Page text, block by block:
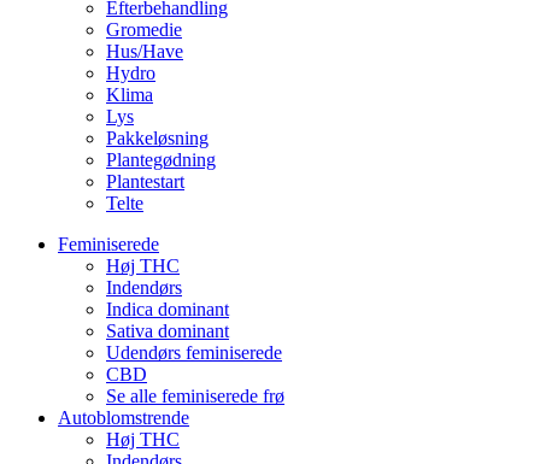
Efterbehandling
Gromedie
Hus/Have
Hydro
Klima
Lys
Pakkeløsning
Plantegødning
Plantestart
Telte
Feminiserede
Høj THC
Indendørs
Indica dominant
Sativa dominant
Udendørs feminiserede
CBD
Se alle feminiserede frø
Autoblomstrende
Høj THC